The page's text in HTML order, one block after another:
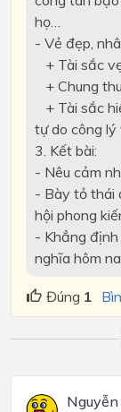
họ…
- Vẻ đẹp,
+ Tài sắc
+ Chung
+ Tài sắc
tự do công lý
3. Kết bài:
- Nêu cảm
- Bày tỏ thái
hội phong
- Khẳng
nghĩa hôm
Đúng 1